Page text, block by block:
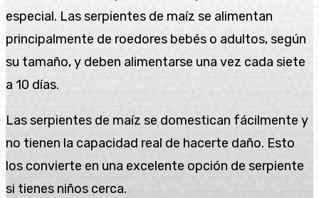
especial. Las serpientes de maíz se alimentan
principalmente de roedores bebés o adultos, según
su tamaño, y deben alimentarse una vez cada siete
a 10 días.
Las serpientes de maíz se domestican fácilmente y
no tienen la capacidad real de hacerte daño. Esto
los convierte en una excelente opción de serpiente
si tienes niños cerca.